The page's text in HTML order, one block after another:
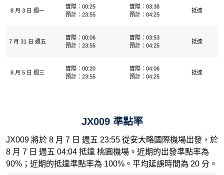
8 月 3 日 週一
實際：00:25
預計：23:55
實際：03:38
預計：04:25
抵達
7 月 31 日 週五
實際：00:06
預計：23:55
實際：03:53
預計：04:25
抵達
8 月 5 日 週三
實際：00:20
預計：23:55
實際：04:06
預計：04:25
抵達
JX009 準點率
JX009 將於 8 月 7 日 週五 23:55 從安大略國際機場出發，於
8 月 7 日 週五 04:04 抵達 桃園機場。近期的出發準點率為
90%；近期的抵達準點率為 100%。平均延誤時間為 20 分。